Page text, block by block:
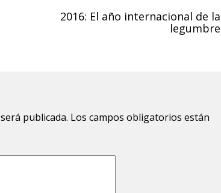
2016: El año internacional de
publicada. Los campos obligatorios están